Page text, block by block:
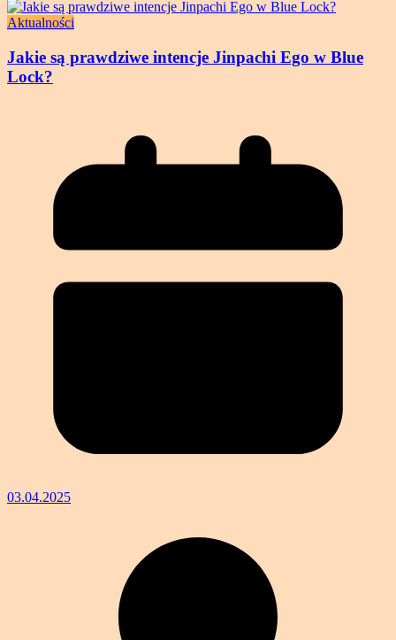
Aktualności
Jakie są prawdziwe intencje Jinpachi Ego w Blue
Lock?
03.04.2025